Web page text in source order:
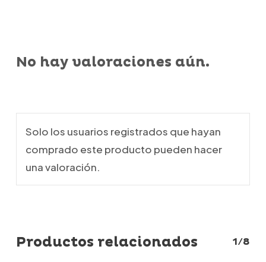
No hay valoraciones aún.
Solo los usuarios registrados que hayan
comprado este producto pueden hacer
una valoración.
Productos relacionados 1/8